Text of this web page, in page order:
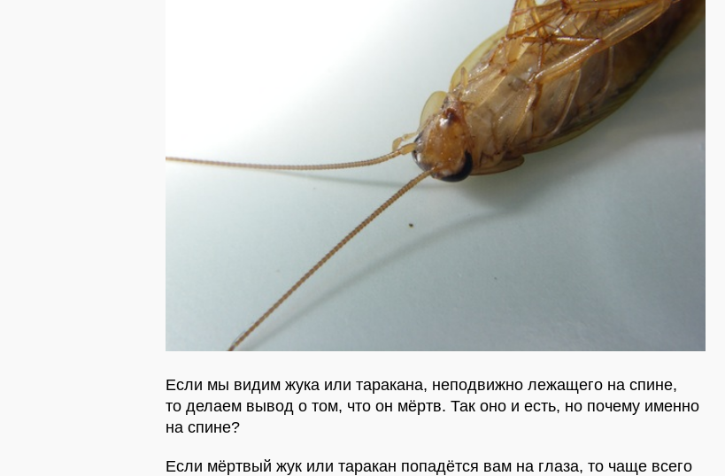
Если мы видим жука или таракана, неподвижно лежащего на спине,
то делаем вывод о том, что он мёртв. Так оно и есть, но почему именно
на спине?
Если мёртвый жук или таракан попадётся вам на глаза, то чаще всего